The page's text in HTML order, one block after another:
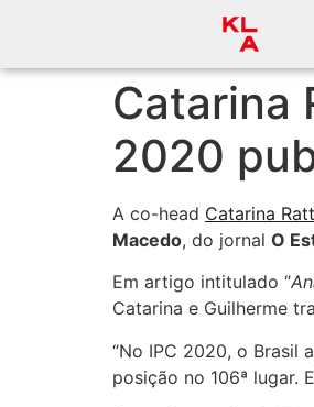
Catarina
2020
A co-head Catarina
Macedo, do jornal O
Em artigo intitulado “
Catarina e Guilherme
“No IPC 2020, o Brasil
posição no 106ª lugar.